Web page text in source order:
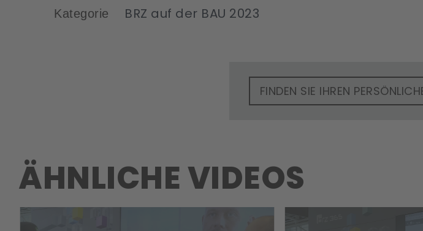
Kategorie
BRZ auf der BAU 2023
FINDEN SIE IHREN
ÄHNLICHE VIDEOS